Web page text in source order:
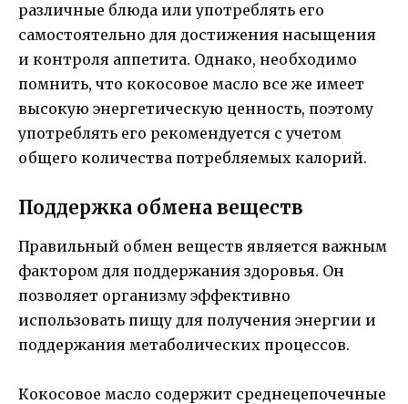
различные блюда или употреблять его
самостоятельно для достижения насыщения
и контроля аппетита. Однако, необходимо
помнить, что кокосовое масло все же имеет
высокую энергетическую ценность, поэтому
употреблять его рекомендуется с учетом
общего количества потребляемых калорий.
Поддержка обмена веществ
Правильный обмен веществ является важным
фактором для поддержания здоровья. Он
позволяет организму эффективно
использовать пищу для получения энергии и
поддержания метаболических процессов.
Кокосовое масло содержит среднецепочечные